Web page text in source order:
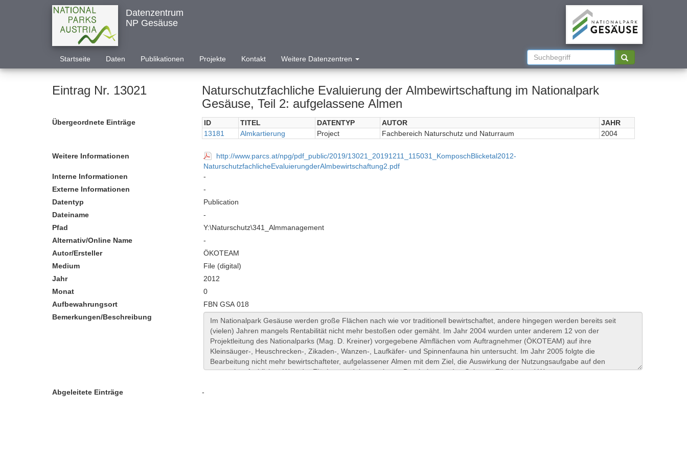
Datenzentrum
NP Gesäuse
Startseite Daten Publikationen Projekte Kontakt Weitere Datenzentren
Eintrag Nr. 13021
Naturschutzfachliche Evaluierung der Almbewirtschaftung im Nationalpark
Gesäuse, Teil 2: aufgelassene Almen
Übergeordnete Einträge ID TITEL DATENTYP AUTOR
JAHR
13181
Almkartierung Project Fachbereich Naturschutz und Naturraum 2004
Weitere Informationen
http://www.parcs.at/npg/pdf_public/2019/13021_20191211_115031_KomposchBlicketal2012-
NaturschutzfachlicheEvaluierungderAlmbewirtschaftung2.pdf
Interne Informationen
-
Externe Informationen
-
Datentyp
Publication
Dateiname
-
Pfad
Y:\Naturschutz\341_Almmanagement
Alternativ/Online Name
-
Autor/Ersteller
ÖKOTEAM
Medium
File (digital)
Jahr
2012
Monat
0
Aufbewahrungsort
FBN GSA 018
Bemerkungen/Beschreibung
Abgeleitete Einträge -